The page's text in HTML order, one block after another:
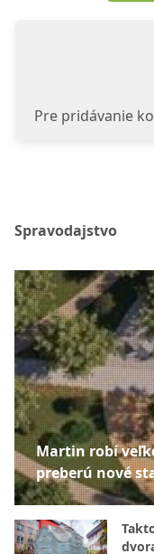
Pre pridávanie
Spravodajstvo
Martin robí
preberú nové